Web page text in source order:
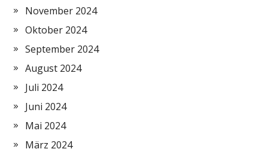
November 2024
Oktober 2024
September 2024
August 2024
Juli 2024
Juni 2024
Mai 2024
März 2024